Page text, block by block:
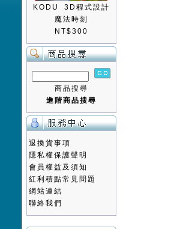
KODU 3D程式設計
魔法時刻
NT$300
商品搜尋
進階商品搜尋
退換貨事項
隱私權保護聲明
會員權益及須知
紅利積點常見問題
網站連結
聯絡我們